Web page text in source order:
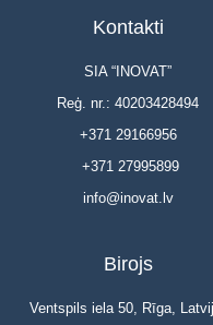
Kontakti
SIA “INOVAT”
Reģ. nr.: 40203428494
+371 29166956
+371 27995899
info@inovat.lv
Birojs
Ventspils iela 50, Rīga,